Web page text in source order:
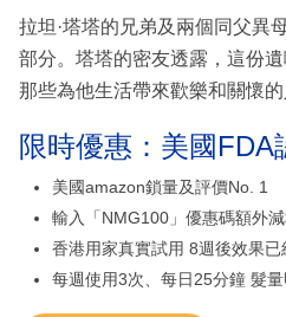
拉坦·塔塔的兄弟及兩個同父異
部分。塔塔的密友透露，這份
那些為他生活帶來歡樂和關懷的
限時優惠：美國
美國amazon鎖量及評價No. 1
輸入「NMG100」優惠碼額外
香港用家真實試用 8週後效果已
每週使用3次、每日25分鐘 髮